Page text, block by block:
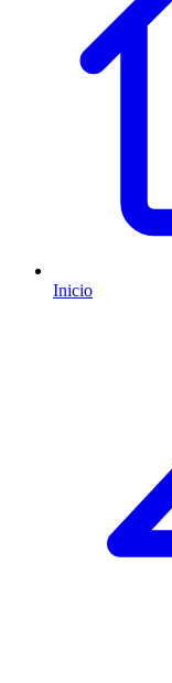
Inicio